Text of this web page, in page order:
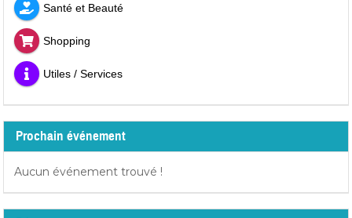
Santé et Beauté
Shopping
Utiles / Services
Prochain événement
Aucun événement trouvé !